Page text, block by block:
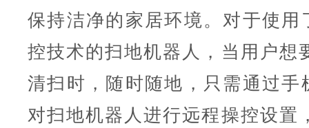
保持洁净的家居环境。对于使用
控技术的扫地机器人，当用户想
清扫时，随时随地，只需通过手
对扫地机器人进行远程操控设置